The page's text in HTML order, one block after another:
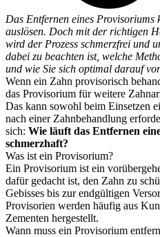
Das Entfernen eines Provisoriums
auslösen. Doch mit der richtigen
wird der Prozess schmerzfrei und
dabei zu beachten ist, welche
und wie Sie sich optimal darauf
Wenn ein Zahn provisorisch
das Provisorium für weitere
Das kann sowohl beim Einsetzen
nach einer Zahnbehandlung
sich: Wie läuft das Entfernen
schmerzhaft?
Was ist ein Provisorium?
Ein Provisorium ist ein
dafür gedacht ist, den Zahn zu
Gebisses bis zur endgültigen
Provisorien werden häufig aus
Zementen hergestellt.
Wann muss ein Provisorium